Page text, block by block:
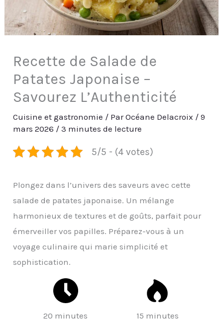
Recette de Salade de
Patates Japonaise –
Savourez L’Authenticité
Cuisine et gastronomie / ParOcéane Delacroix /9
mars 2026 /3 minutes de lecture
5/5 - (4 votes)
Plongez dans l’univers des saveurs avec cette
salade de patates japonaise. Un mélange
harmonieux de textures et de goûts, parfait pour
émerveiller vos papilles. Préparez-vous à un
voyage culinaire qui marie simplicité et
sophistication.
20 minutes 15 minutes